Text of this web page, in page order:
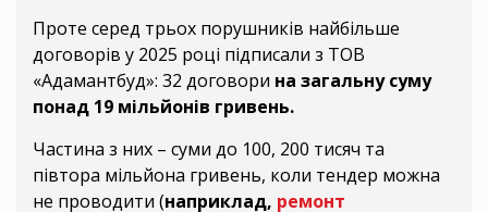
Проте серед трьох порушників найбільше
договорів у 2025 році підписали з ТОВ
«Адамантбуд»: 32 договори на загальну суму
понад 19 мільйонів гривень.
Частина з них – суми до 100, 200 тисяч та
півтора мільйона гривень, коли тендер можна
не проводити (наприклад, ремонт